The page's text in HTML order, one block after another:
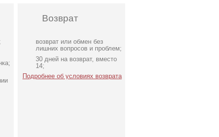
Возврат
возврат или обмен без
лишних вопросов и проблем;
30 дней на возврат, вместо
14;
Подробнее об условиях возврата